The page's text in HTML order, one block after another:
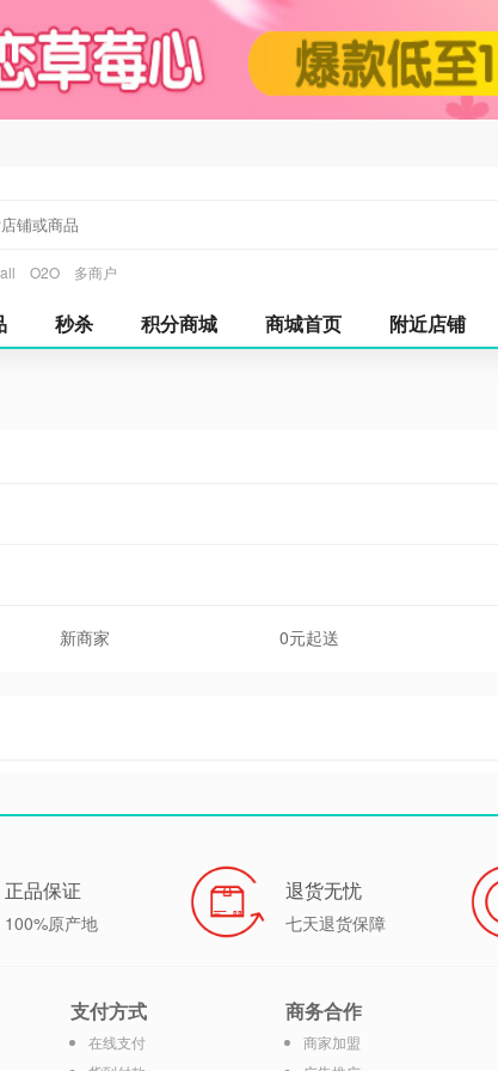
O2O 多商户
秒杀 积分商城 商城首页 附近店铺
新商家 0元起送
正品保证
100%原产地
退货无忧
七天退货保障
支付方式
在线支付
商务合作
商家加盟